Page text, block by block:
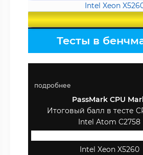
Intel Xeon
Тесты в
подробнее
PassMark CPU
Итоговый балл в тесте
Intel Atom C2758
Intel Xeon X5260